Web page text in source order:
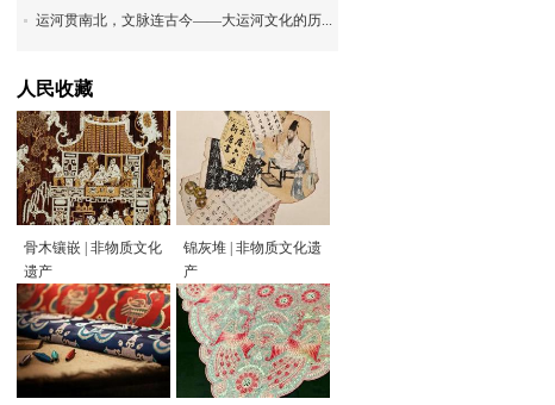
运河贯南北，文脉连古今——大运河文化的历...
人民收藏
骨木镶嵌 | 非物质文化
遗产
锦灰堆 | 非物质文化遗
产